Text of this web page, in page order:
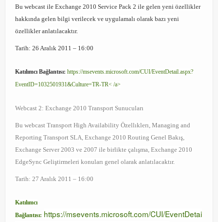
SCOM
Bu webcast ile Exchange 2010 Service Pack 2 ile gelen yeni özellikler
hakkında gelen bilgi verilecek ve uygulamalı olarak bazı yeni
özellikler anlatılacaktır.
Tarih: 26 Aralık 2011 – 16:00
Katılımcı Bağlantısı: https://msevents.microsoft.com/CUI/EventDetail.aspx?
EventID=1032501931&Culture=TR-TR< /a>
Webcast 2: Exchange 2010 Transport Sunucuları
Bu webcast Transport High Availability Özellıklerı, Managing and
Reporting Transport SLA, Exchange 2010 Routing Genel Bakış,
Exchange Server 2003 ve 2007 ile birlikte çalışma, Exchange 2010
EdgeSync Geliştirmeleri konuları genel olarak anlatılacaktır.
Tarih: 27 Aralık 2011 – 16:00
Katılımcı
Bağlantısı: https://msevents.microsoft.com/CUI/EventDetai